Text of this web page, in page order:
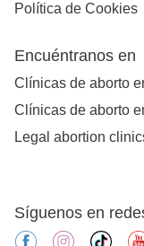
Política de Cookies
Encuéntranos en
Clínicas de aborto
Clínicas de aborto
Legal abortion
Síguenos en
facebookinstagram
tiktok